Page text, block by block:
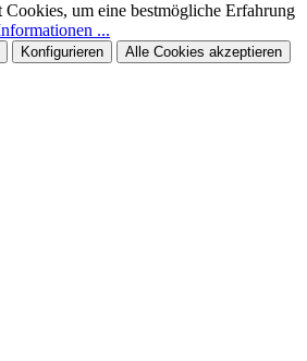
Cookies, um eine bestmögliche Erfahrung
...
Konfigurieren Alle Cookies akzeptieren